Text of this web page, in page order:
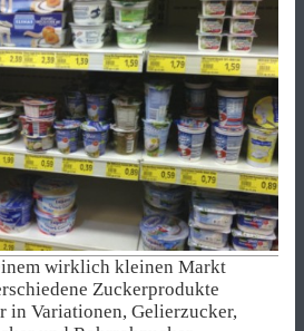
wirklich kleinen Markt
Zuckerprodukte
in Variationen, Gelierzucker,